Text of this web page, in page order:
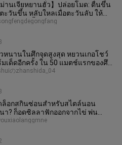
ม่านเจียหยานฮั่ว】ปล่อยโมด: ตื่นขึ้น
ตะวันขึ้น หลับใหลเมื่อตะวันลับ ให้
านมีชีวิตขึ้นมาอย่
หนานในศึกจุดสูงสุด หยวนเกอโชว์
เด็ดอีกครั้ง ใน 50 แมตช์แรกของศึก
สุด ท่ามกลางสถานการณ
のzhanshida_04
ล็อกสกินซ่อนสำหรับสไตล์นอน
? ก็อดซิลลาฟักออกจากไข่ พ่น
าจับชาวนา!